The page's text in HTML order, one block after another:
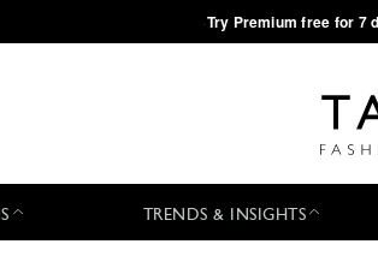
·Try Premium free for 7
TRENDS & INSIGHTS